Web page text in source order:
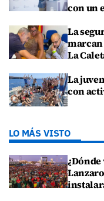
con un
La
marcan
La
La
con
LO MÁS VISTO